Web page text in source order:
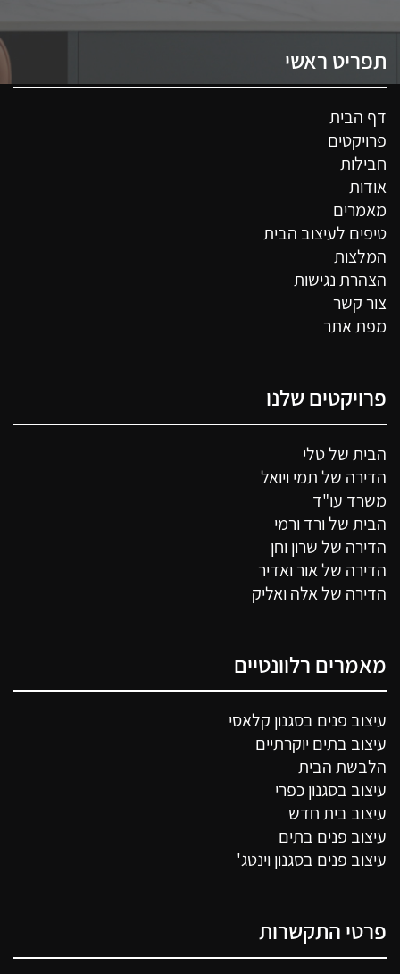
תפריט ראשי
דף הבית
פרויקטים
חבילות
אודות
מאמרים
טיפים לעיצוב הבית
המלצות
הצהרת נגישות
צור קשר
מפת אתר
פרויקטים שלנו
הבית של טלי
הדירה של תמי ויואל
משרד עו"ד
הבית של ורד ורמי
הדירה של שרון וחן
הדירה של אור ואדיר
הדירה של אלה ואליק
מאמרים רלוונטיים
עיצוב פנים בסגנון קלאסי
עיצוב בתים יוקרתיים
הלבשת הבית
עיצוב בסגנון כפרי
עיצוב בית חדש
עיצוב פנים בתים
עיצוב פנים בסגנון וינטג'
פרטי התקשרות